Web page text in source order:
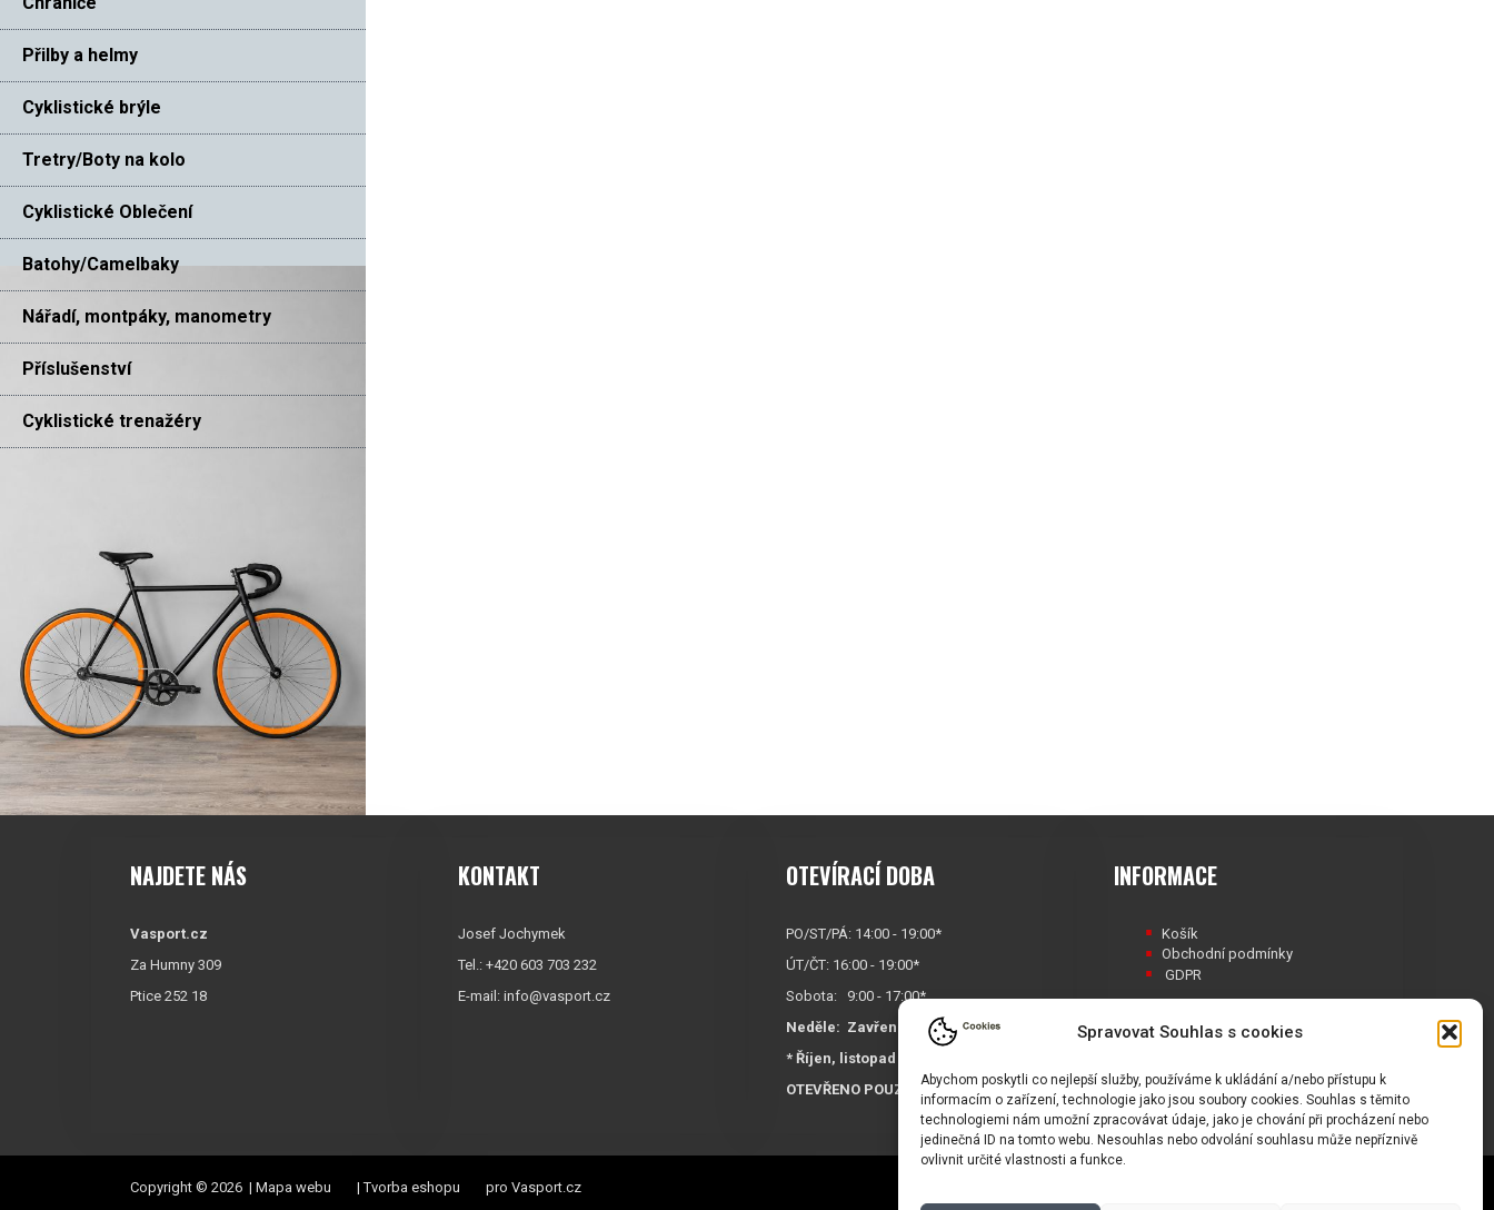
Spravovat Souhlas s cookies
Abychom poskytli co nejlepší služby, používáme k ukládání a/nebo přístupu k
informacím o zařízení, technologie jako jsou soubory cookies. Souhlas s těmito
technologiemi nám umožní zpracovávat údaje, jako je chování při procházení nebo
jedinečná ID na tomto webu. Nesouhlas nebo odvolání souhlasu může nepříznivě
ovlivnit určité vlastnosti a funkce.
Přilby a helmy
Cyklistické brýle
Tretry/Boty na kolo
Cyklistické Oblečení
Batohy/Camelbaky
Nářadí, montpáky, manometry
Příslušenství
Cyklistické trenažéry
NAJDETE NÁS
Vasport.cz
Za Humny 309
Ptice 252 18
KONTAKT
Josef Jochymek
Tel.: +420 603 703 232
E-mail: info@vasport.cz
OTEVÍRACÍ DOBA
PO/ST/PÁ: 14:00 - 19:00*
ÚT/ČT: 16:00 - 19:00*
Sobota: 9:00 - 17:00*
Neděle: Zavřeno
* Říjen, listopad a prosinec
OTEVŘENO POUZE
PO/ST/PÁ
INFORMACE
Košík
Obchodní podmínky
GDPR
Copyright © 2026 | Mapa webu |Tvorba eshopu pro Vasport.cz